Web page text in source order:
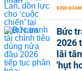
KINH
Bức
2026
lãi
'hụt